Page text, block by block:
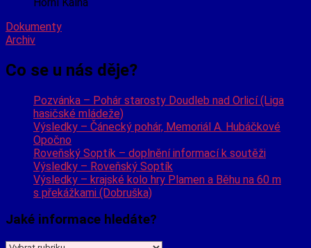
Dokumenty
Archiv
Co se u nás děje?
Pozvánka – Pohár starosty Doudleb nad Orlicí (Liga
hasičské mládeže)
Výsledky – Čánecký pohár, Memoriál A. Hubáčkové
Opočno
Roveňský Soptík – doplnění informací k soutěži
Výsledky – Roveňský Soptík
Výsledky – krajské kolo hry Plamen a Běhu na 60 m
s překážkami (Dobruška)
Jaké informace hledáte?